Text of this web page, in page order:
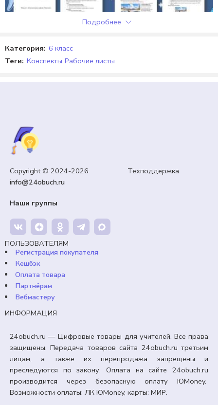
6 КЛАСС
Конспект и практическая «Введение в
Технология 7 класс. Уроки №7, 8.
99,00 ₽Кешбэк: 15 рублей
Продавец:24obuch.ru
Подробнее
Категория: 6 класс
Теги: Конспекты,Рабочие листы
Copyright © 2024-2026 Техподдержка
info@24obuch.ru
Наши группы
ПОЛЬЗОВАТЕЛЯМ
Регистрация покупателя
Кешбэк
Оплата товара
Партнёрам
Вебмастеру
ИНФОРМАЦИЯ
24obuch.ru — Цифровые товары для учителей. Все права
защищены. Передача товаров сайта 24obuch.ru третьим
лицам, а также их перепродажа запрещены и
преследуются по закону. Оплата на сайте 24obuch.ru
производится через безопасную оплату ЮMoney.
Возможности оплаты: ЛК ЮMoney, карты: МИР.